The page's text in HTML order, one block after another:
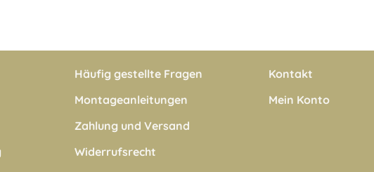
Häufig gestellte Fragen
Montageanleitungen
Zahlung und Versand
Widerrufsrecht
Kontakt
Mein Konto